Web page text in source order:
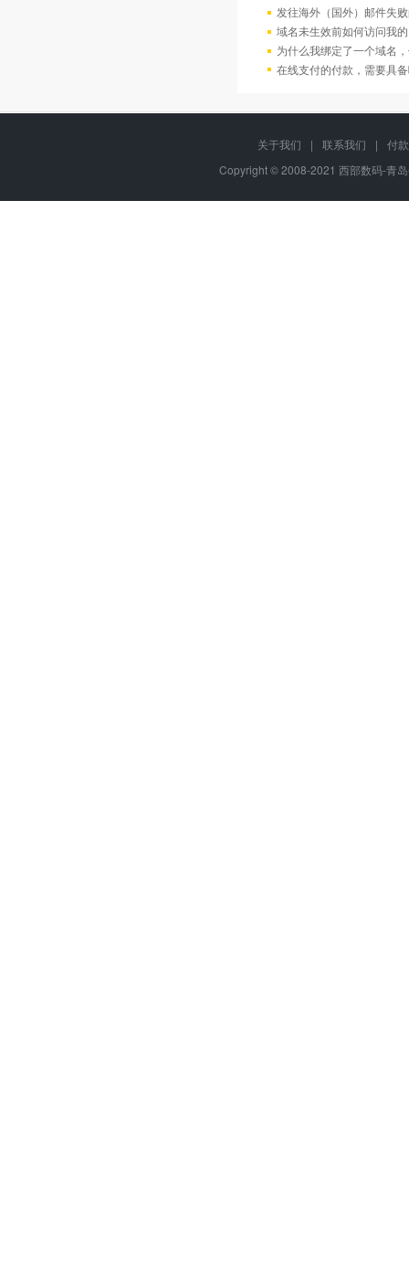
发往海外（国外）邮件失
域名未生效前如何访问我
为什么我绑定了一个域名
在线支付的付款，需要具
关于我们 | 联系我们 |
付
Copyright © 2008-2021 西部数码-青